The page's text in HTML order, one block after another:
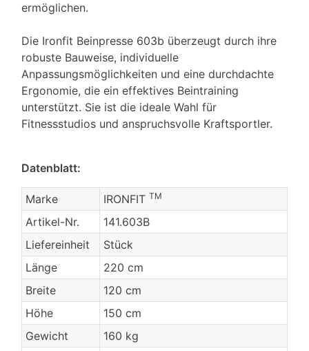
ermöglichen.
Die Ironfit Beinpresse 603b überzeugt durch ihre
robuste Bauweise, individuelle
Anpassungsmöglichkeiten und eine durchdachte
Ergonomie, die ein effektives Beintraining
unterstützt. Sie ist die ideale Wahl für
Fitnessstudios und anspruchsvolle Kraftsportler.
Datenblatt:
Marke IRONFIT TM
Artikel-Nr.
141.603B
Liefereinheit
Stück
Länge
220 cm
Breite
120 cm
Höhe
150 cm
Gewicht
160 kg